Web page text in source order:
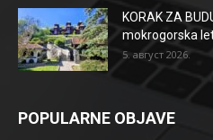
KORAK ZA
mokrogorska
5. август 2026.
POPULARNE OBJAVE